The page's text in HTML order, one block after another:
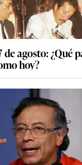
agosto: ¿Qué
hoy?